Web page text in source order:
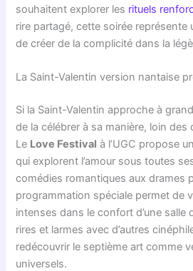
souhaitent explorer les rituels
rire partagé, cette soirée représente
de créer de la complicité dans la
La Saint-Valentin version nantaise
Si la Saint-Valentin approche à
de la célébrer à sa manière, loin des
Le Love Festival à l’UGC propose
qui explorent l’amour sous toutes
comédies romantiques aux drames
programmation spéciale permet de
intenses dans le confort d’une salle
rires et larmes avec d’autres
redécouvrir le septième art comme
universels.